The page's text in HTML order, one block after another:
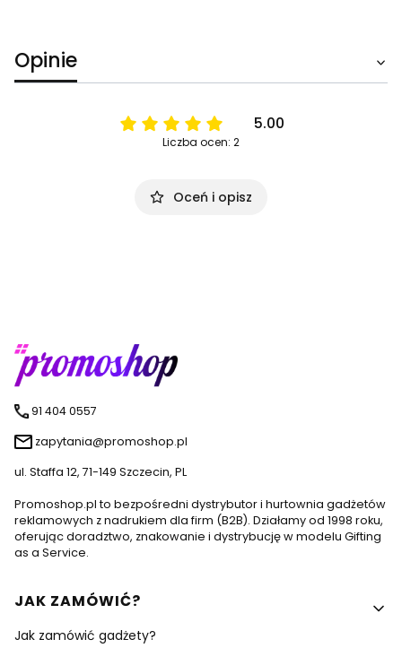
Opinie
5.00
Liczba ocen: 2
Oceń i opisz
91 404 0557
zapytania@promoshop.pl
ul. Staffa 12, 71-149 Szczecin, PL
Promoshop.pl to bezpośredni dystrybutor i hurtownia gadżetów
reklamowych z nadrukiem dla firm (B2B). Działamy od 1998 roku,
oferując doradztwo, znakowanie i dystrybucję w modelu Gifting
as a Service.
Linki w stopce
JAK ZAMÓWIĆ?
Jak zamówić gadżety?